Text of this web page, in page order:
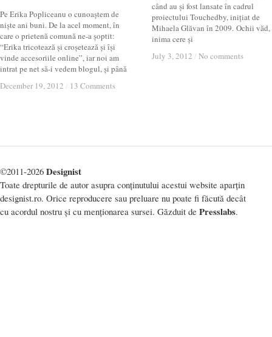
Pe Erika Popliceanu o cunoaștem de
niște ani buni. De la acel moment, în
care o prietenă comună ne-a șoptit:
“Erika tricotează și croșetează și își
vinde accesoriile online”, iar noi am
intrat pe net să-i vedem blogul, și până
December 19, 2012 / 13 Comments
December 19, 2012 / 13 Comments
când au și fost lansate în cadrul
proiectului Touchedby, inițiat de
Mihaela Glăvan în 2009. Ochii văd,
inima cere și
July 3, 2012 / No comments
July 3, 2012 / No comments
©2011-2026 Designist
Toate drepturile de autor asupra conținutului acestui website aparțin
designist.ro. Orice reproducere sau preluare nu poate fi făcută decât
cu acordul nostru și cu menționarea sursei. Găzduit de Presslabs.